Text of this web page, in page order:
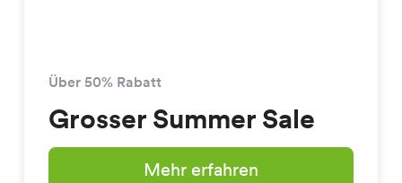
Über 50% Rabatt
Grosser Summer Sale
Mehr erfahren